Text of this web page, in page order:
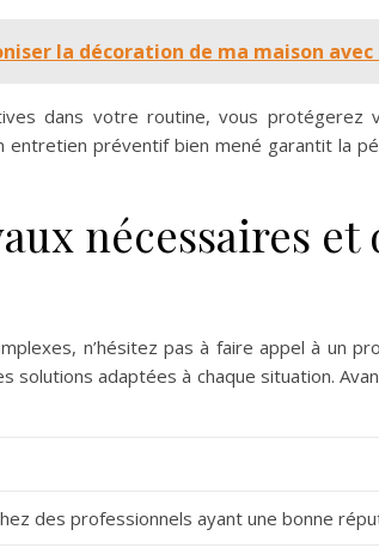
la décoration de ma maison
dans votre routine, vous
entretien préventif bien mené garantit la
nécessaires
n’hésitez pas à faire appel à un
solutions adaptées à chaque situation.
des professionnels ayant une bonne